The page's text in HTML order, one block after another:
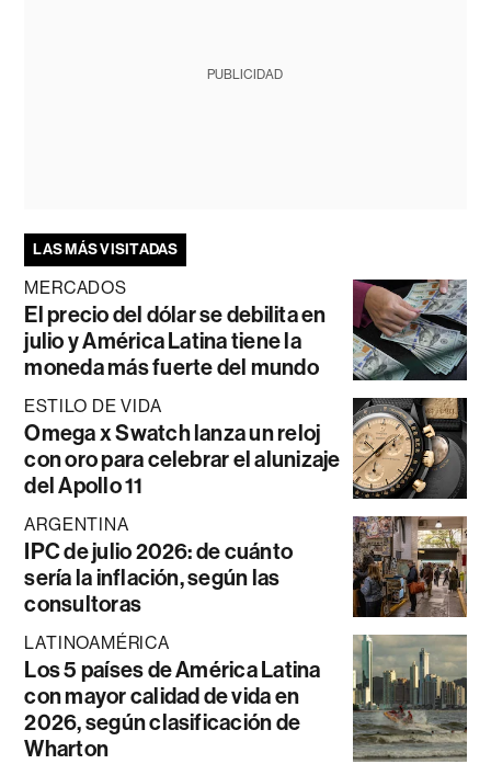
PUBLICIDAD
LAS MÁS VISITADAS
MERCADOS
El precio del dólar se debilita en
julio y América Latina tiene la
moneda más fuerte del mundo
ESTILO DE VIDA
Omega x Swatch lanza un reloj
con oro para celebrar el alunizaje
del Apollo 11
ARGENTINA
IPC de julio 2026: de cuánto
sería la inflación, según las
consultoras
LATINOAMÉRICA
Los 5 países de América Latina
con mayor calidad de vida en
2026, según clasificación de
Wharton